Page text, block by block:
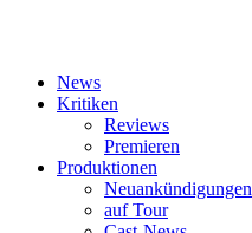
News
Kritiken
Reviews
Premieren
Produktionen
Neuankündigungen
auf Tour